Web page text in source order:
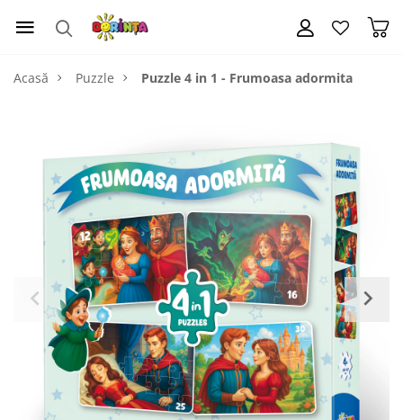
Acasă Puzzle Puzzle 4 in 1 - Frumoasa adormita